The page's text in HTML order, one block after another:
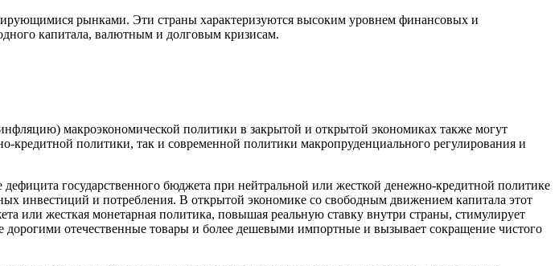
рынками. Эти страны характеризуются высоким уровнем финансовых и
капитала, валютным и долговым кризисам.
макроэкономической политики в закрытой и открытой экономиках также могут
кредитной политики, так и современной политики макропруденциального регулирования и
государственного бюджета при нейтральной или жесткой денежно-кредитной политике
инвестиций и потребления. В открытой экономике со свободным движением капитала этот
или жесткая монетарная политика, повышая реальную ставку внутри страны, стимулирует
дорогими отечественные товары и более дешевыми импортные и вызывает сокращение чистого